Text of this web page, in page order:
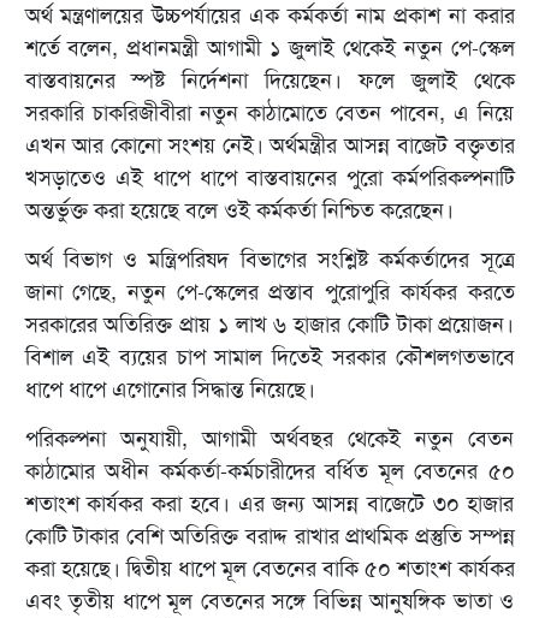
অর্থ মন্ত্রণালয়ের উচ্চপর্যায়ের এক কর্মকর্তা নাম প্রকাশ না করার
শর্তে বলেন, প্রধানমন্ত্রী আগামী ১ জুলাই থেকেই নতুন পে-স্কেল
বাস্তবায়নের স্পষ্ট নির্দেশনা দিয়েছেন। ফলে জুলাই থেকে
সরকারি চাকরিজীবীরা নতুন কাঠামোতে বেতন পাবেন, এ নিয়ে
এখন আর কোনো সংশয় নেই। অর্থমন্ত্রীর আসন্ন বাজেট বক্তৃতার
খসড়াতেও এই ধাপে ধাপে বাস্তবায়নের পুরো কর্মপরিকল্পনাটি
অন্তর্ভুক্ত করা হয়েছে বলে ওই কর্মকর্তা নিশ্চিত করেছেন।
অর্থ বিভাগ ও মন্ত্রিপরিষদ বিভাগের সংশ্লিষ্ট কর্মকর্তাদের সূত্রে
জানা গেছে, নতুন পে-স্কেলের প্রস্তাব পুরোপুরি কার্যকর করতে
সরকারের অতিরিক্ত প্রায় ১ লাখ ৬ হাজার কোটি টাকা প্রয়োজন।
বিশাল এই ব্যয়ের চাপ সামাল দিতেই সরকার কৌশলগতভাবে
ধাপে ধাপে এগোনোর সিদ্ধান্ত নিয়েছে।
পরিকল্পনা অনুযায়ী, আগামী অর্থবছর থেকেই নতুন বেতন
কাঠামোর অধীন কর্মকর্তা-কর্মচারীদের বর্ধিত মূল বেতনের ৫০
শতাংশ কার্যকর করা হবে। এর জন্য আসন্ন বাজেটে ৩০ হাজার
কোটি টাকার বেশি অতিরিক্ত বরাদ্দ রাখার প্রাথমিক প্রস্তুতি সম্পন্ন
করা হয়েছে। দ্বিতীয় ধাপে মূল বেতনের বাকি ৫০ শতাংশ কার্যকর
এবং তৃতীয় ধাপে মূল বেতনের সঙ্গে বিভিন্ন আনুষঙ্গিক ভাতা ও